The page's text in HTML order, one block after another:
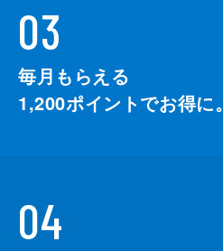
03
毎月もらえる
1,200ポイントでお得に。
04